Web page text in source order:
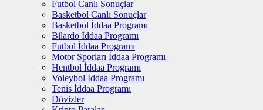
Futbol Canlı Sonuçlar
Basketbol Canlı Sonuçlar
Basketbol İddaa Programı
Bilardo İddaa Programı
Futbol İddaa Programı
Motor Sporları İddaa Programı
Hentbol İddaa Programı
Voleybol İddaa Programı
Tenis İddaa Programı
Dövizler